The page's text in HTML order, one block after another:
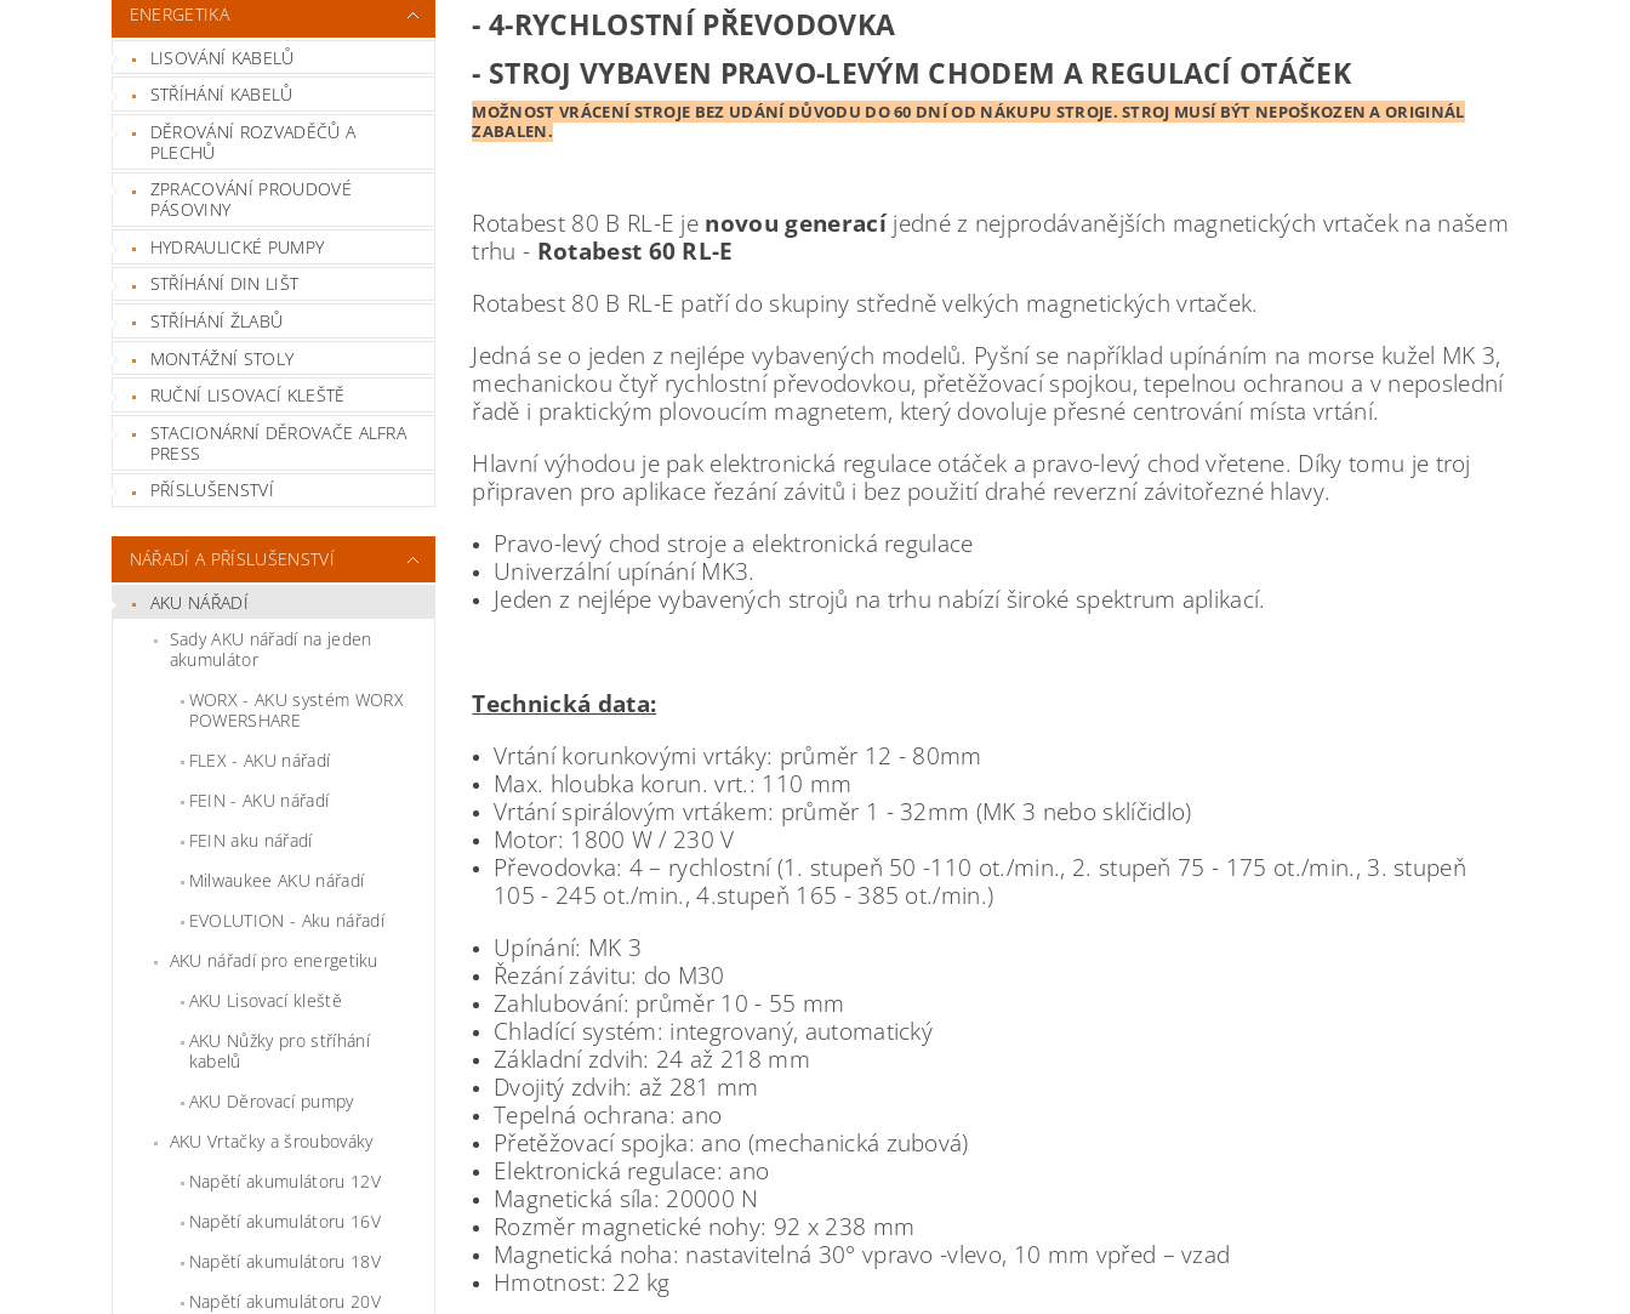
ENERGETIKA
LISOVÁNÍ KABELŮ
STŘÍHÁNÍ KABELŮ
DĚROVÁNÍ ROZVADĚČŮ A
PLECHŮ
ZPRACOVÁNÍ PROUDOVÉ
PÁSOVINY
HYDRAULICKÉ PUMPY
STŘÍHÁNÍ DIN LIŠT
STŘÍHÁNÍ ŽLABŮ
MONTÁŽNÍ STOLY
RUČNÍ LISOVACÍ KLEŠTĚ
STACIONÁRNÍ DĚROVAČE ALFRA
PRESS
PŘÍSLUŠENSTVÍ
NÁŘADÍ A PŘÍSLUŠENSTVÍ
AKU NÁŘADÍ
Sady AKU nářadí na jeden
akumulátor
WORX - AKU systém WORX
POWERSHARE
FLEX - AKU nářadí
FEIN - AKU nářadí
FEIN aku nářadí
Milwaukee AKU nářadí
EVOLUTION - Aku nářadí
AKU nářadí pro energetiku
AKU Lisovací kleště
AKU Nůžky pro stříhání
kabelů
AKU Děrovací pumpy
AKU Vrtačky a šroubováky
Napětí akumulátoru 12V
Napětí akumulátoru 16V
Napětí akumulátoru 18V
Napětí akumulátoru 20V
- 4-RYCHLOSTNÍ PŘEVODOVKA
- STROJ VYBAVEN PRAVO-LEVÝM CHODEM A REGULACÍ OTÁČEK
MOŽNOST VRÁCENÍ STROJE BEZ UDÁNÍ DŮVODU DO 60 DNÍ OD NÁKUPU STROJE. STROJ MUSÍ BÝT NEPOŠKOZEN A ORIGINÁL
ZABALEN.
Rotabest 80 B RL-E je novou generacíjedné z nejprodávanějších magnetických vrtaček na našem
trhu - Rotabest 60 RL-E
Rotabest 80 B RL-E patří do skupiny středně velkých magnetických vrtaček.
Jedná se o jeden z nejlépe vybavených modelů. Pyšní se například upínáním na morse kužel MK 3,
mechanickou čtyř rychlostní převodovkou, přetěžovací spojkou, tepelnou ochranou a v neposlední
řadě i praktickým plovoucím magnetem, který dovoluje přesné centrování místa vrtání.
Hlavní výhodou je pak elektronická regulace otáček a pravo-levý chod vřetene. Díky tomu je troj
připraven pro aplikace řezání závitů i bez použití drahé reverzní závitořezné hlavy.
Pravo-levý chod stroje a elektronická regulace
Univerzální upínání MK3.
Jeden z nejlépe vybavených strojů na trhu nabízí široké spektrum aplikací.
Technická data:
Vrtání korunkovými vrtáky: průměr 12 - 80mm
Max. hloubka korun. vrt.: 110 mm
Vrtání spirálovým vrtákem: průměr 1 - 32mm (MK 3 nebo sklíčidlo)
Motor: 1800 W / 230 V
Převodovka: 4 – rychlostní (1. stupeň 50 -110 ot./min., 2. stupeň 75 - 175 ot./min., 3. stupeň
105 - 245 ot./min., 4.stupeň 165 - 385 ot./min.)
Upínání: MK 3
Řezání závitu: do M30
Zahlubování: průměr 10 - 55 mm
Chladící systém: integrovaný, automatický
Základní zdvih: 24 až 218 mm
Dvojitý zdvih: až 281 mm
Tepelná ochrana: ano
Přetěžovací spojka: ano (mechanická zubová)
Elektronická regulace: ano
Magnetická síla: 20000 N
Rozměr magnetické nohy: 92 x 238 mm
Magnetická noha: nastavitelná 30° vpravo -vlevo, 10 mm vpřed – vzad
Hmotnost: 22 kg